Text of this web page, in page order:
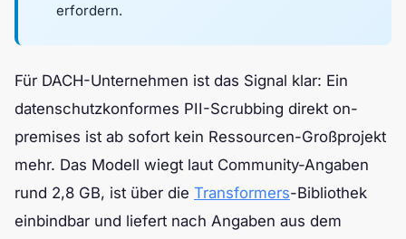
erfordern.
Für DACH-Unternehmen ist das Signal klar: Ein
datenschutzkonformes PII-Scrubbing direkt on-
premises ist ab sofort kein Ressourcen-Großprojekt
mehr. Das Modell wiegt laut Community-Angaben
rund 2,8 GB, ist über die Transformers-Bibliothek
einbindbar und liefert nach Angaben aus dem